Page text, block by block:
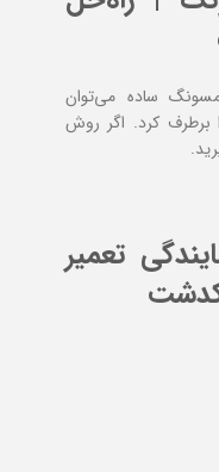
ساده می‌توان
برطرف کرد. اگر روش
تعمیر